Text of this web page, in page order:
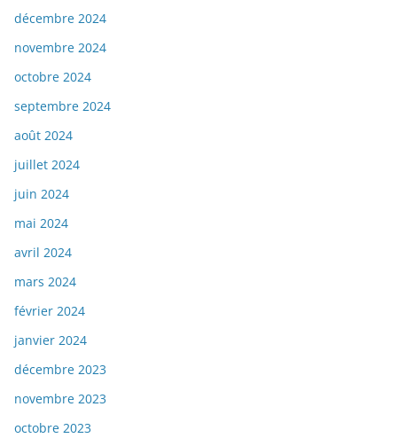
décembre 2024
novembre 2024
octobre 2024
septembre 2024
août 2024
juillet 2024
juin 2024
mai 2024
avril 2024
mars 2024
février 2024
janvier 2024
décembre 2023
novembre 2023
octobre 2023